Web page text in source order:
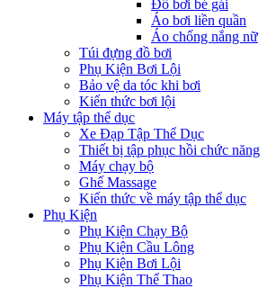
Đồ bơi bé gái
Áo bơi liền quần
Áo chống nắng nữ
Túi đựng đồ bơi
Phụ Kiện Bơi Lội
Bảo vệ da tóc khi bơi
Kiến thức bơi lội
Máy tập thể dục
Xe Đạp Tập Thể Dục
Thiết bị tập phục hồi chức năng
Máy chạy bộ
Ghế Massage
Kiến thức về máy tập thể dục
Phụ Kiện
Phụ Kiện Chạy Bộ
Phụ Kiện Cầu Lông
Phụ Kiện Bơi Lội
Phụ Kiện Thể Thao